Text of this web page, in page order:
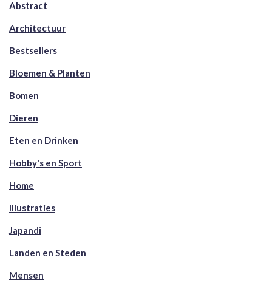
Abstract
Architectuur
Bestsellers
Bloemen & Planten
Bomen
Dieren
Eten en Drinken
Hobby's en Sport
Home
Illustraties
Japandi
Landen en Steden
Mensen